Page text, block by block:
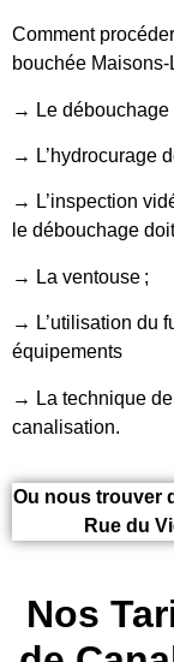
Comment
bouchée
→ Le débouchage
→ L’hydrocurage
→ L’inspection
le débouchage
→ La ventouse ;
→ L’utilisation du
équipements
→ La technique
canalisation.
Ou nous trouver
Rue du
Nos